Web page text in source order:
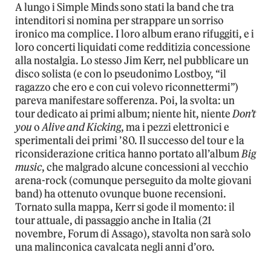
A lungo i Simple Minds sono stati la band che tra
intenditori si nomina per strappare un sorriso
ironico ma complice. I loro album erano rifuggiti, e i
loro concerti liquidati come redditizia concessione
alla nostalgia. Lo stesso Jim Kerr, nel pubblicare un
disco solista (e con lo pseudonimo Lostboy, “il
ragazzo che ero e con cui volevo riconnettermi”)
pareva manifestare sofferenza. Poi, la svolta: un
tour dedicato ai primi album; niente hit, nienteDon’t
youoAlive and Kicking, ma i pezzi elettronici e
sperimentali dei primi ’80. Il successo del tour e la
riconsiderazione critica hanno portato all’albumBig
music, che malgrado alcune concessioni al vecchio
arena-rock (comunque perseguito da molte giovani
band) ha ottenuto ovunque buone recensioni.
Tornato sulla mappa, Kerr si gode il momento: il
tour attuale, di passaggio anche in Italia (21
novembre, Forum di Assago), stavolta non sarà solo
una malinconica cavalcata negli anni d’oro.